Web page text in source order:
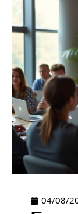
04/08/